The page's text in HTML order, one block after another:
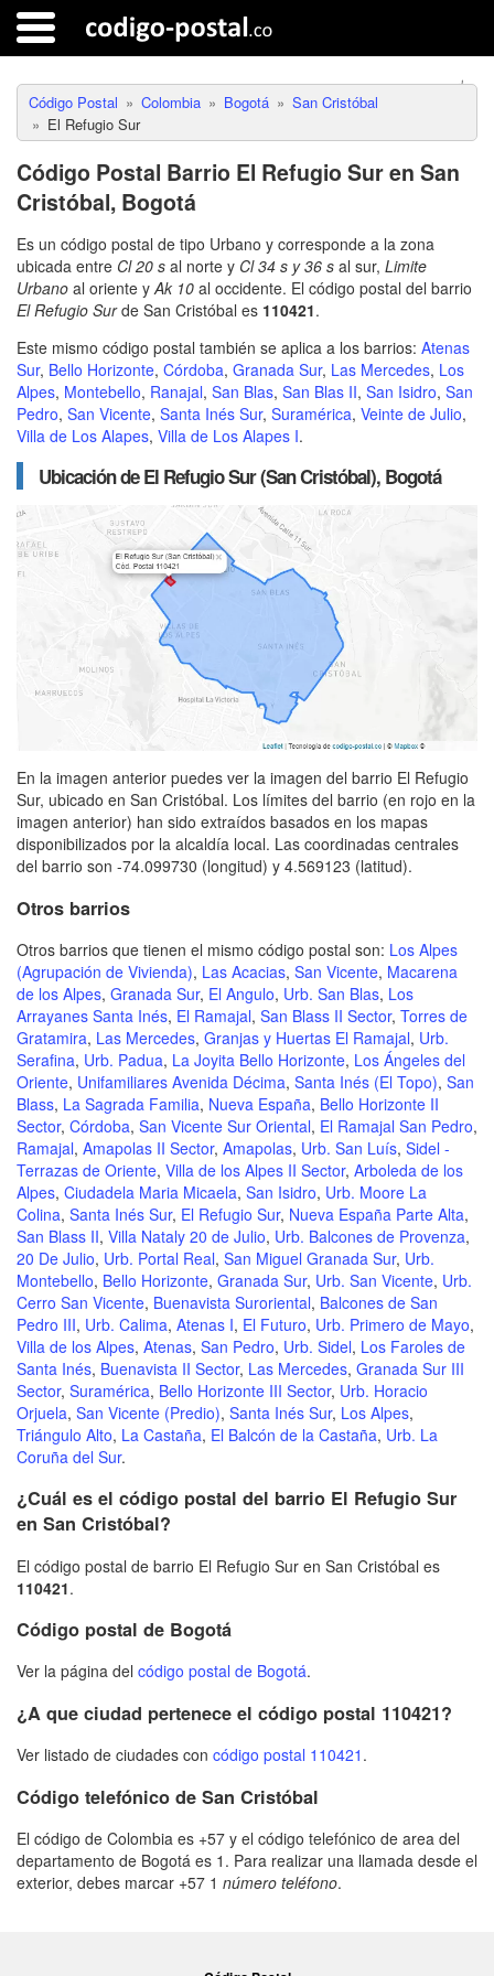
Código Postal Colombia Bogotá
San Cristóbal
El Refugio Sur
Código Postal Barrio El Refugio Sur en San
Cristóbal, Bogotá
Es un código postal de tipo Urbano y corresponde a la zona
ubicada entre Cl 20 s al norte y Cl 34 s y 36 s al sur, Limite
Urbano al oriente yAk 10 al occidente. El código postal del barrio
El Refugio Surde San Cristóbal es 110421.
Este mismo código postal también se aplica a los barrios: Atenas
Sur, Bello Horizonte, Córdoba, Granada Sur, Las Mercedes, Los
Alpes, Montebello, Ranajal, San Blas, San Blas II, San Isidro, San
Pedro, San Vicente, Santa Inés Sur, Suramérica, Veinte de Julio,
Villa de Los Alapes, Villa de Los Alapes I.
Ubicación de El Refugio Sur (San Cristóbal), Bogotá
En la imagen anterior puedes ver la imagen del barrio El Refugio
Sur, ubicado en San Cristóbal. Los límites del barrio (en rojo en la
imagen anterior) han sido extraídos basados en los mapas
disponibilizados por la alcaldía local. Las coordinadas centrales
del barrio son -74.099730 (longitud) y 4.569123 (latitud).
Otros barrios
Otros barrios que tienen el mismo código postal son: Los Alpes
(Agrupación de Vivienda), Las Acacias, San Vicente, Macarena
de los Alpes, Granada Sur, El Angulo, Urb. San Blas, Los
Arrayanes Santa Inés, El Ramajal, San Blass II Sector, Torres de
Gratamira, Las Mercedes, Granjas y Huertas El Ramajal, Urb.
Serafina, Urb. Padua, La Joyita Bello Horizonte, Los Ángeles del
Oriente, Unifamiliares Avenida Décima, Santa Inés (El Topo), San
Blass, La Sagrada Familia, Nueva España, Bello Horizonte II
Sector, Córdoba, San Vicente Sur Oriental, El Ramajal San Pedro,
Ramajal, Amapolas II Sector, Amapolas, Urb. San Luís, Sidel -
Terrazas de Oriente, Villa de los Alpes II Sector, Arboleda de los
Alpes, Ciudadela Maria Micaela, San Isidro, Urb. Moore La
Colina, Santa Inés Sur, El Refugio Sur, Nueva España Parte Alta,
San Blass II, Villa Nataly 20 de Julio, Urb. Balcones de Provenza,
20 De Julio, Urb. Portal Real, San Miguel Granada Sur, Urb.
Montebello, Bello Horizonte, Granada Sur, Urb. San Vicente, Urb.
Cerro San Vicente, Buenavista Suroriental, Balcones de San
Pedro III, Urb. Calima, Atenas I, El Futuro, Urb. Primero de Mayo,
Villa de los Alpes, Atenas, San Pedro, Urb. Sidel, Los Faroles de
Santa Inés, Buenavista II Sector, Las Mercedes, Granada Sur III
Sector, Suramérica, Bello Horizonte III Sector, Urb. Horacio
Orjuela, San Vicente (Predio), Santa Inés Sur, Los Alpes,
Triángulo Alto, La Castaña, El Balcón de la Castaña, Urb. La
Coruña del Sur.
¿Cuál es el código postal del barrio El Refugio Sur
en San Cristóbal?
El código postal de barrio El Refugio Sur en San Cristóbal es
110421.
Código postal de Bogotá
Ver la página del código postal de Bogotá.
¿A que ciudad pertenece el código postal 110421?
Ver listado de ciudades con código postal 110421 .
Código telefónico de San Cristóbal
El código de Colombia es +57 y el código telefónico de area del
departamento de Bogotá es 1. Para realizar una llamada desde el
exterior, debes marcar +57 1 número teléfono.